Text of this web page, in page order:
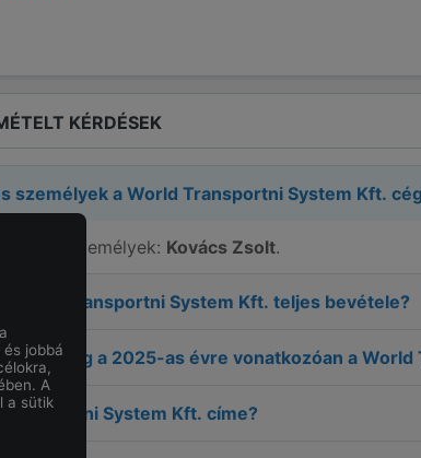
KÉRDÉSEK
személyek a World Transportni System Kft.
felelős személyek: Kovács Zsolt.
World Transportni System Kft. teljes bevétele?
nyereség a 2025-as évre vonatkozóan a World
System Kft. címe?
jobbá
A
a sütik